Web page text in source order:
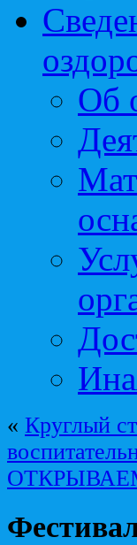
Об
« Круглый